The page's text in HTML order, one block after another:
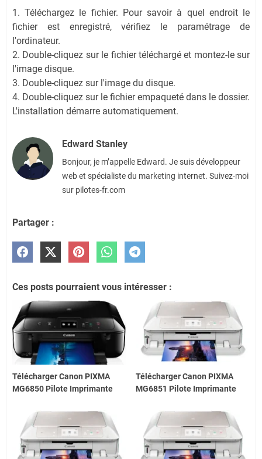
1. Téléchargez le fichier. Pour savoir à quel endroit le
fichier est enregistré, vérifiez le paramétrage de
l'ordinateur.
2. Double-cliquez sur le fichier téléchargé et montez-le sur
l'image disque.
3. Double-cliquez sur l'image du disque.
4. Double-cliquez sur le fichier empaqueté dans le dossier.
L'installation démarre automatiquement.
Edward Stanley
Bonjour, je m’appelle Edward. Je suis développeur
web et spécialiste du marketing internet. Suivez-moi
sur pilotes-fr.com
Partager :
Ces posts pourraient vous intéresser :
Télécharger Canon PIXMA
MG6850 Pilote Imprimante
Télécharger Canon PIXMA
MG6851 Pilote Imprimante